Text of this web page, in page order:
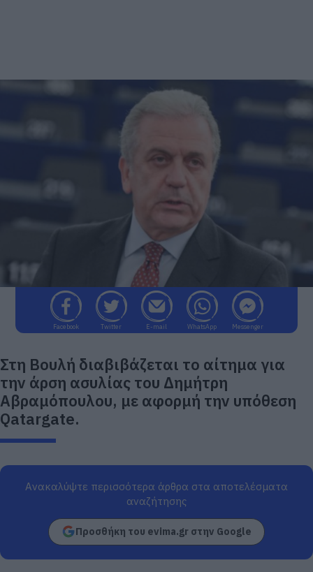
Facebook Twitter E-mail WhatsApp Messenger
Στη Βουλή διαβιβάζεται το αίτημα για
την άρση ασυλίας του Δημήτρη
Αβραμόπουλου, με αφορμή την υπόθεση
Qatargate.
Ανακαλύψτε περισσότερα άρθρα στα αποτελέσματα
αναζήτησης
Προσθήκη του evima.gr στην Google